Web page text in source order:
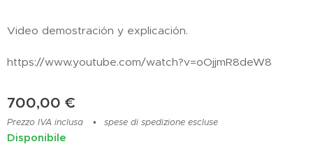
Video demostración y explicación.
https://www.youtube.com/watch?v=oOjjmR8deW8
700,00 €
Prezzo IVA inclusa spese di spedizione escluse
Disponibile